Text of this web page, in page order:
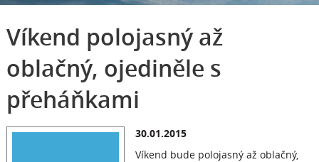
až oblačný, ojediněle s přeháňkami
Víkend polojasný až
oblačný, ojediněle s
přeháňkami
30.01.2015
Víkend bude polojasný až oblačný,